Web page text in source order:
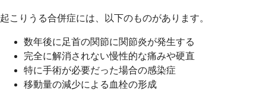
起こりうる合併症には、以下のものがあります。
数年後に足首の関節に関節炎が発生する
完全に解消されない慢性的な痛みや硬直
特に手術が必要だった場合の感染症
移動量の減少による血栓の形成